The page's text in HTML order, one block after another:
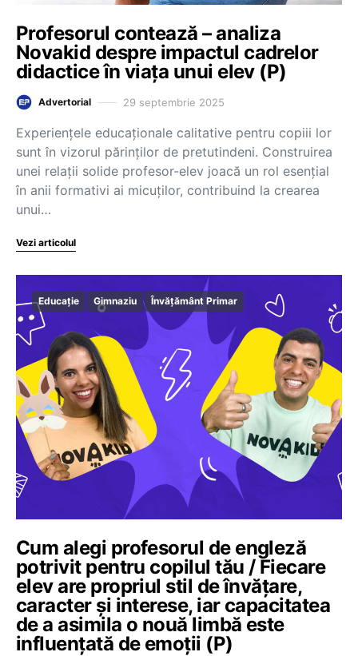
Profesorul contează – analiza
Novakid despre impactul cadrelor
didactice în viața unui elev (P)
Advertorial 29 septembrie 2025
Experiențele educaționale calitative pentru copiii lor
sunt în vizorul părinților de pretutindeni. Construirea
unei relații solide profesor-elev joacă un rol esențial
în anii formativi ai micuților, contribuind la crearea
unui…
Vezi articolul
Educație Gimnaziu Învățământ Primar
Cum alegi profesorul de engleză
potrivit pentru copilul tău / Fiecare
elev are propriul stil de învățare,
caracter și interese, iar capacitatea
de a asimila o nouă limbă este
influențată de emoții (P)